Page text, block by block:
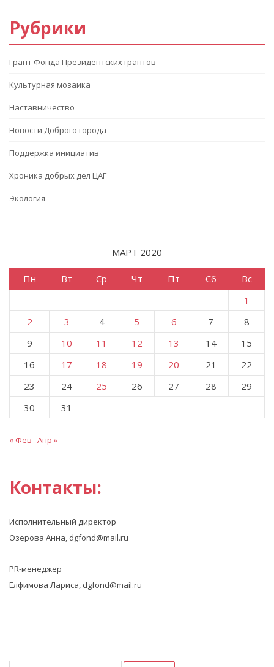
Рубрики
Грант Фонда Президентских грантов
Культурная мозаика
Наставничество
Новости Доброго города
Поддержка инициатив
Хроника добрых дел ЦАГ
Экология
МАРТ 2020
Пн Вт Ср Чт Пт Сб
Вс
1
2
3 4 5 6 7
8
9
10 11 12 13 14
15
16
17 18 19 20 21
22
23
24 25 26 27 28
29
30
31
« Фев Апр »
Контакты:
Исполнительный директор
Озерова Анна, dgfond@mail.ru
PR-менеджер
Елфимова Лариса, dgfond@mail.ru